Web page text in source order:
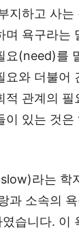
지하고 사
며 욕구라
요(need)를
요와 더불어
적 관계의
이 있는 것
라는 학
과 소속의
습니다. 이